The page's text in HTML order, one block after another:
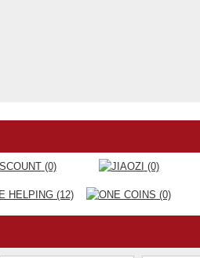
(0) (0)
(12) (0)